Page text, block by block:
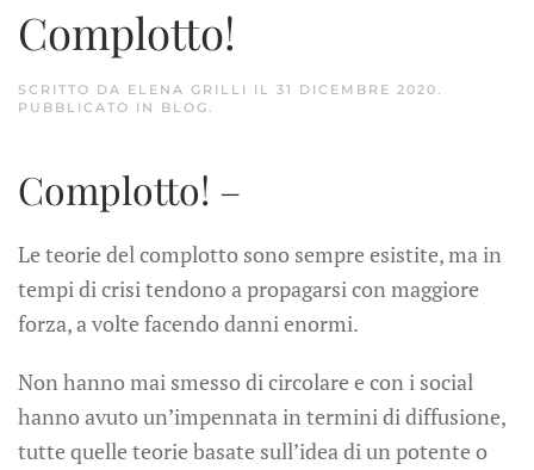
Complotto!
SCRITTO DA ELENA GRILLI IL 31 DICEMBRE 2020
PUBBLICATO IN BLOG
Complotto! –
Le teorie del complotto sono sempre esistite, ma in
tempi di crisi tendono a propagarsi con maggiore
forza, a volte facendo danni enormi.
Non hanno mai smesso di circolare e con i social
hanno avuto un’impennata in termini di diffusione,
tutte quelle teorie basate sull’idea di un potente o